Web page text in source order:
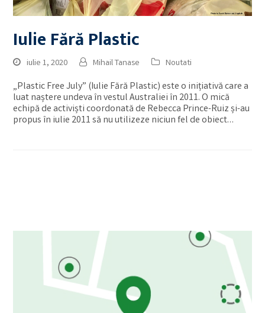
Iulie Fără Plastic
iulie 1, 2020 Mihail Tanase Noutati
„Plastic Free July” (Iulie Fără Plastic) este o inițiativă care a
luat naștere undeva în vestul Australiei în 2011. O mică
echipă de activiști coordonată de Rebecca Prince-Ruiz și-au
propus în iulie 2011 să nu utilizeze niciun fel de obiect…